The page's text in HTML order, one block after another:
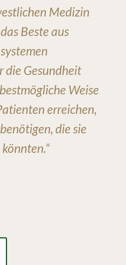
Medizin
Beste aus
die Gesundheit
Weise
erreichen,
die sie